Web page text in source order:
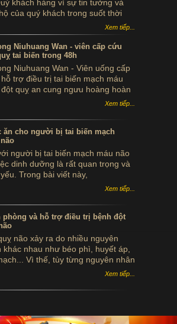
khách hàng vì sự tin tưởng và
của quý khách trong suốt thời
Xem tiếp...
Niuhuang Wan - viên cấp cứu
tai biến trong 48h
Niuhuang Wan - Viên uống cấp
trợ điều trị tai biến mạch máu
quỵ an cung ngưu hoàng hoàn
gỗ màu xanh bắc kinh đồng nhân
Xem tiếp...
ăn cho người bị tai biến mạch
người bị tai biến mạch máu não
dinh dưỡng là rất quan trọng và
Trong bài viết này,
sẽ giới thiệu đến bạn
máu não mục đích là nâng cao
cho bệnh nhân bị tai biến.
Xem tiếp...
phòng và hỗ trợ điều trị bệnh đột
não xảy ra do nhiều nguyên
khác nhau như béo phì, huyết áp,
Vì thế, tùy từng nguyên nhân
mà các bác sĩ đưa ra nhiều cách
giúp bệnh nhân cải thiện tình trạng
Xem tiếp...